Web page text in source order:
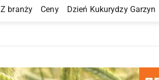
Z branży Ceny Dzień Kukurydzy Garzyn